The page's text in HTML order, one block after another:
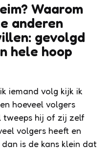
Waarom
anderen
gevolgd
hele hoop
iemand volg kijk ik
hoeveel volgers
tweeps hij of zij zelf
volgers heeft en
is de kans klein dat